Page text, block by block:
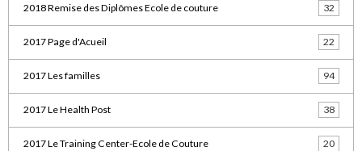
2018 Remise des Diplômes Ecole de couture 32
2017 Page d'Acueil 22
2017 Les familles 94
2017 Le Health Post 38
2017 Le Training Center-Ecole de Couture 20